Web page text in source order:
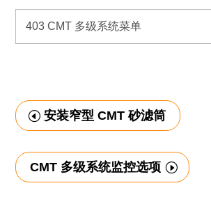
安装窄型 CMT 砂滤筒
CMT 多级系统监控选项